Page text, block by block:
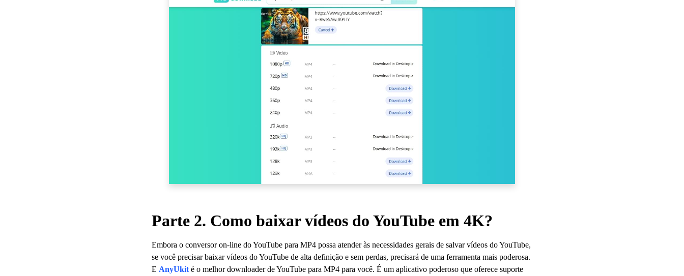
Parte 2. Como baixar vídeos do YouTube em 4K?
Embora o conversor on-line do YouTube para MP4 possa atender às necessidades gerais de salvar vídeos do YouTube,
se você precisar baixar vídeos do YouTube de alta definição e sem perdas, precisará de uma ferramenta mais poderosa.
E AnyUkit é o melhor downloader de YouTube para MP4 para você. É um aplicativo poderoso que oferece suporte